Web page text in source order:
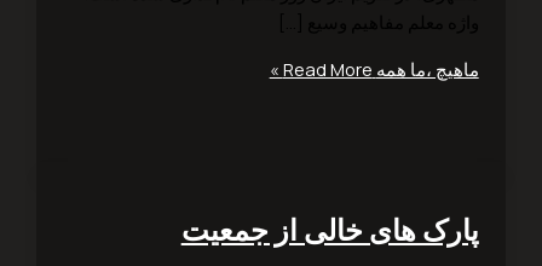
،ما همهRead More »
های خالی از جمعیت